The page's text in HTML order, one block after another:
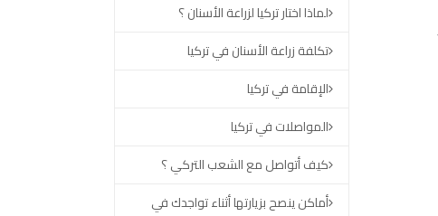
لماذا اختار تركيا لزراعة الأسنان ؟
تكلفة زراعة الأسنان في تركيا
الإقامة في تركيا
المواصلات في تركيا
كيف أتواصل مع الشعب التركي ؟
أماكن ينصح بزيارتها أثناء تواجدك في